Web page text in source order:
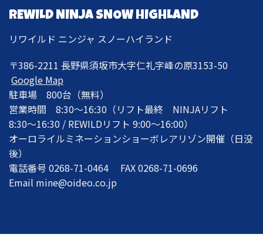
REWILD NINJA SNOW HIGHLAND
リワイルド ニンジャ スノーハイランド
〒386-2211 長野県須坂市大字仁礼字峰の原3153-50
Google Map
駐車場 800台（無料）
営業時間 8:30〜16:30（リフト最終 NINJAリフト
8:30〜16:30 / REWILDリフト 9:00〜16:00）
オーロライルミネーションショーボレアリゾン開催（日没
後）
電話番号 0268-71-0464 FAX 0268-71-0696
Email mine@oideo.co.jp